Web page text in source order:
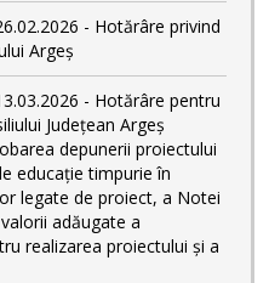
- Hotărâre privind
Argeș
- Hotărâre pentru
Județean Argeș
depunerii proiectului
educație timpurie în
legate de proiect, a Notei
adăugate a
realizarea proiectului și a